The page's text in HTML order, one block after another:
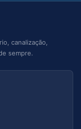
canalização,
sempre.